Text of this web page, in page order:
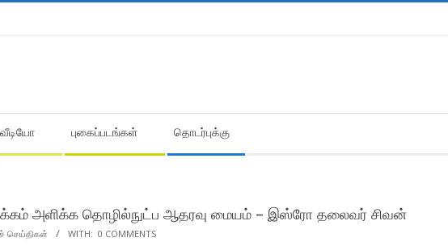
வீடியோ புகைப்படங்கள் தொடர்புக்கு
அளிக்க தொழில்நுட்ப ஆதரவு மையம் – இஸ்ரோ தலைவர் சிவன்
செய்திகள் WITH: 0 COMMENTS